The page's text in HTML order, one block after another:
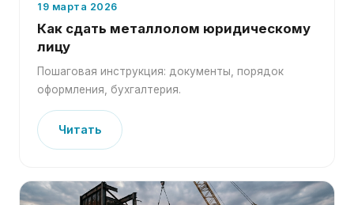
19 марта 2026
Как сдать металлолом юридическому
лицу
Пошаговая инструкция: документы, порядок
оформления, бухгалтерия.
Читать